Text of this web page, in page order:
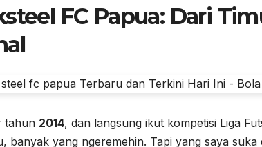
FC Papua: Dari
tahun 2014, dan langsung ikut kompetisi Liga
banyak yang ngeremehin. Tapi yang saya suka